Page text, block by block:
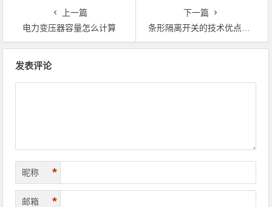
上一篇
电力变压器容量怎么计算
下一篇
条形隔离开关的技术优点及主流型号
发表评论
昵称 *
邮箱 *